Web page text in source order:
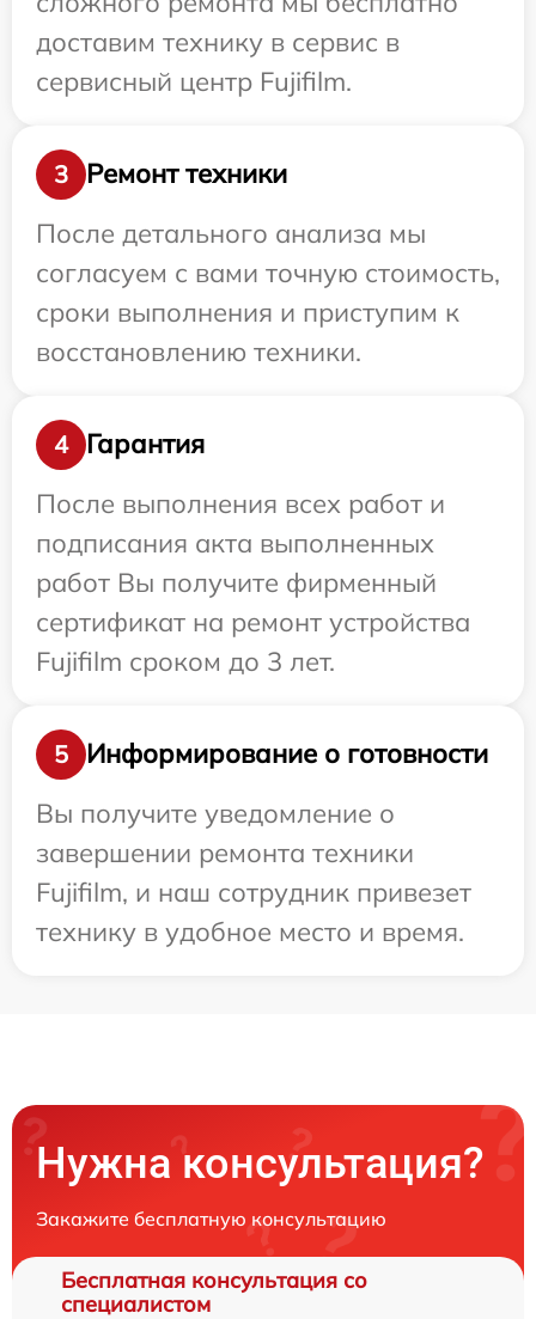
доставим технику в сервис в
сервисный центр Fujifilm.
3
Ремонт техники
После детального анализа мы
согласуем с вами точную стоимость,
сроки выполнения и приступим к
восстановлению техники.
4
Гарантия
После выполнения всех работ и
подписания акта выполненных
работ Вы получите фирменный
сертификат на ремонт устройства
Fujifilm сроком до 3 лет.
5
Информирование о готовности
Вы получите уведомление о
завершении ремонта техники
Fujifilm, и наш сотрудник привезет
технику в удобное место и время.
Нужна консультация?
Закажите бесплатную консультацию
Бесплатная консультация со
специалистом